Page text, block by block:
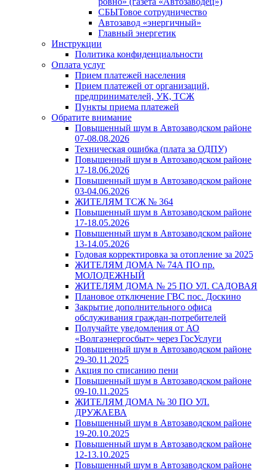
СБЫТовое сотрудничество
Автозавод «энергичный»
Главный энергетик
Инструкции
Политика конфиденциальности
Оплата услуг
Прием платежей населения
Прием платежей от организаций,
предпринимателей, УК, ТСЖ
Пункты приема платежей
Обратите внимание
Повышенный шум в Автозаводском районе
07-08.08.2026
Техническая ошибка (плата за ОДПУ)
Повышенный шум в Автозаводском районе
17-18.06.2026
Повышенный шум в Автозаводском районе
03-04.06.2026
ЖИТЕЛЯМ ТСЖ № 364
Повышенный шум в Автозаводском районе
17-18.05.2026
Повышенный шум в Автозаводском районе
13-14.05.2026
Годовая корректировка за отопление за 2025
ЖИТЕЛЯМ ДОМА № 74А ПО пр.
МОЛОДЕЖНЫЙ
ЖИТЕЛЯМ ДОМА № 25 ПО УЛ. САДОВАЯ
Плановое отключение ГВС пос. Доскино
Закрытие дополнительного офиса
обслуживания граждан-потребителей
Получайте уведомления от АО
«Волгаэнергосбыт» через ГосУслуги
Повышенный шум в Автозаводском районе
29-30.11.2025
Акция по списанию пени
Повышенный шум в Автозаводском районе
09-10.11.2025
ЖИТЕЛЯМ ДОМА № 30 ПО УЛ.
ДРУЖАЕВА
Повышенный шум в Автозаводском районе
19-20.10.2025
Повышенный шум в Автозаводском районе
12-13.10.2025
Повышенный шум в Автозаводском районе